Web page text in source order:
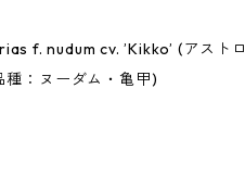
f. nudum cv. ’Kikko’ (アストロ
種：ヌーダム・亀甲)